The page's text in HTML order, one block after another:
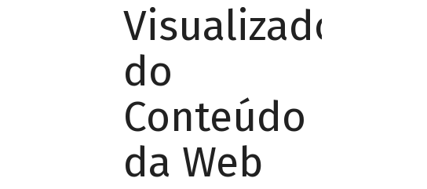
Visualizador
do
Conteúdo
da Web